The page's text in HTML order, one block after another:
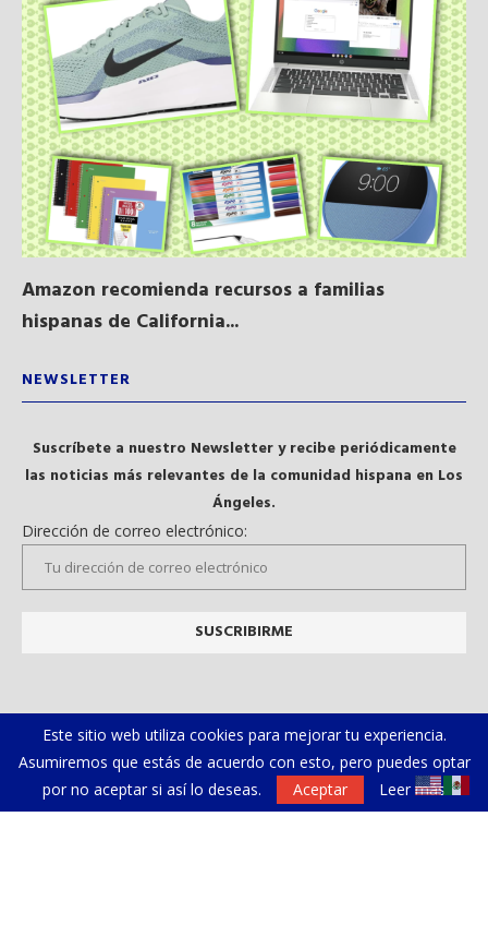
Amazon recomienda recursos a familias
hispanas de California...
NEWSLETTER
Suscríbete a nuestro Newsletter y recibe periódicamente
las noticias más relevantes de la comunidad hispana en Los
Ángeles.
Dirección de correo electrónico:
Este sitio web utiliza cookies para mejorar tu experiencia.
Asumiremos que estás de acuerdo con esto, pero puedes optar
por no aceptar si así lo deseas.
Aceptar Leer más